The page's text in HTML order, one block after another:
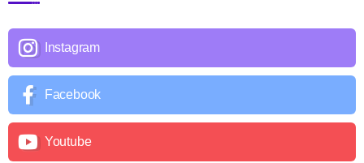
Instagram
Facebook
Youtube